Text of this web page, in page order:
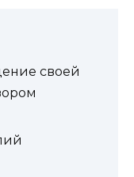
своей